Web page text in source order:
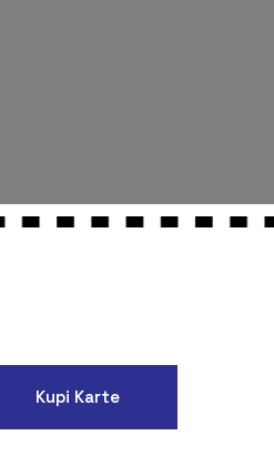
Kupi Karte